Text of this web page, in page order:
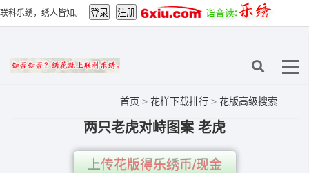
联科乐绣，绣人皆知。
首页 > 花样下载排行 > 花版高级搜索
两只老虎对峙图案 老虎
上传花版得乐绣币/现金